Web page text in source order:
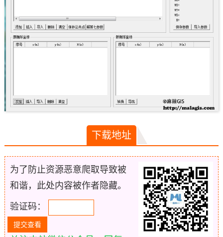
下载地址
为了防止资源恶意爬取导致被
和谐，此处内容被作者隐藏。
验证码：